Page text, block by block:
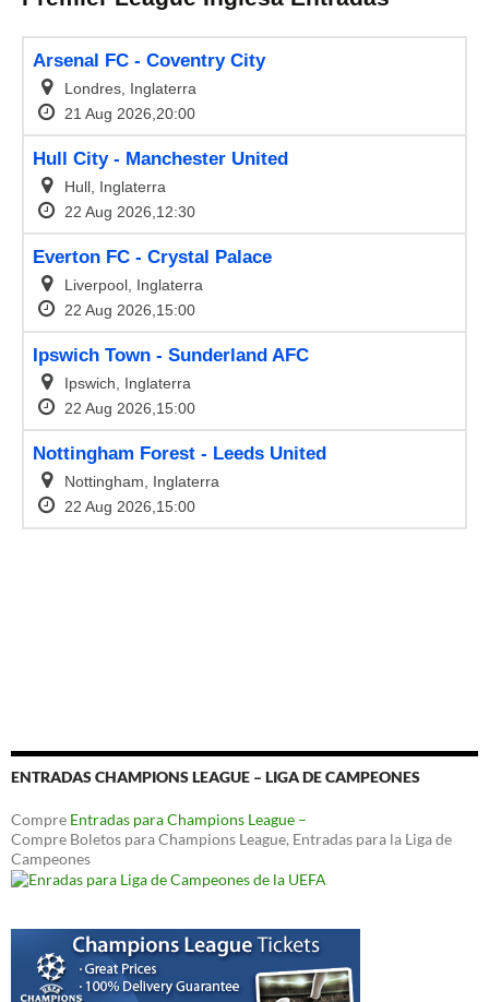
ENTRADAS CHAMPIONS LEAGUE – LIGA DE CAMPEONES
Compre Entradas para Champions League –
Compre Boletos para Champions League, Entradas para la Liga de
Campeones